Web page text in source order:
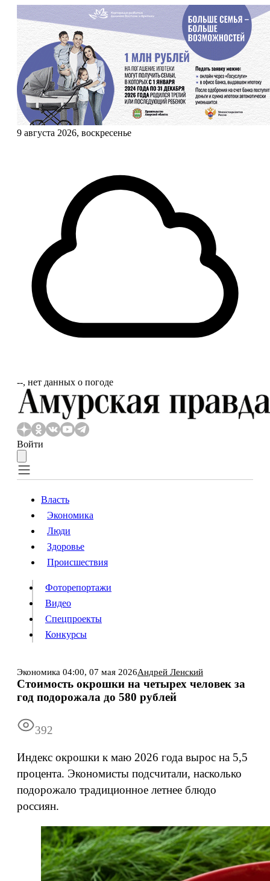
9 августа 2026, воскресенье
‐‐, нет данных о погоде
Войти
Власть
Происшествия
Видео
Конкурсы
Информация Подписка РекламаВсе новости
Власть
Экономика
Люди
Здоровье
Происшествия
Фоторепортажи
Видео
Спецпроекты
Конкурсы
Экономика 04:00, 07 мая 2026Андрей Ленский
Стоимость окрошки на четырех человек за
год подорожала до 580 рублей
392
Индекс окрошки к маю 2026 года вырос на 5,5
процента. Экономисты подсчитали, насколько
подорожало традиционное летнее блюдо
россиян.